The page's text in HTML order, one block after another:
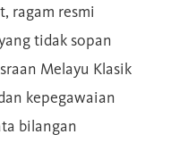
ragam resmi
tidak sopan
Melayu Klasik
kepegawaian
bilangan